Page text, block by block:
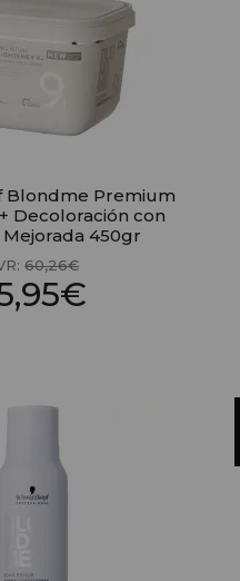
Blondme Premium
Decoloración con
450gr
60,26€